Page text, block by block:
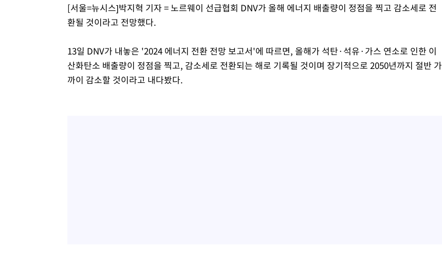
[서울=뉴시스]박지혁 기자 = 노르웨이 선급협회 DNV가 올해 에너지 배출량이 정점을 찍고 감소세로 전
환될 것이라고 전망했다.
13일 DNV가 내놓은 '2024 에너지 전환 전망 보고서'에 따르면, 올해가 석탄·석유·가스 연소로 인한 이
산화탄소 배출량이 정점을 찍고, 감소세로 전환되는 해로 기록될 것이며 장기적으로 2050년까지 절반 가
까이 감소할 것이라고 내다봤다.